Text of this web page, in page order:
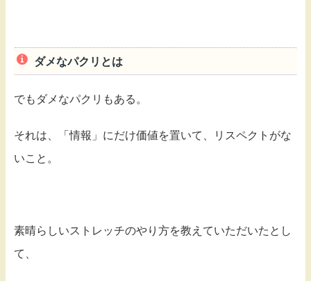
ダメなパクリとは
でもダメなパクリもある。
それは、「情報」にだけ価値を置いて、リスペクトがな
いこと。
素晴らしいストレッチのやり方を教えていただいたとし
て、